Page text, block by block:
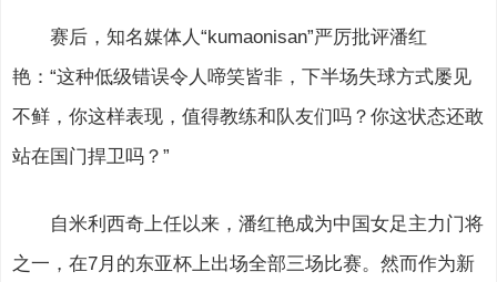
赛后，知名媒体人“kumaonisan”严厉批评潘红
艳：“这种低级错误令人啼笑皆非，下半场失球方式屡见
不鲜，你这样表现，值得教练和队友们吗？你这状态还敢
站在国门捍卫吗？”
自米利西奇上任以来，潘红艳成为中国女足主力门将
之一，在7月的东亚杯上出场全部三场比赛。然而作为新